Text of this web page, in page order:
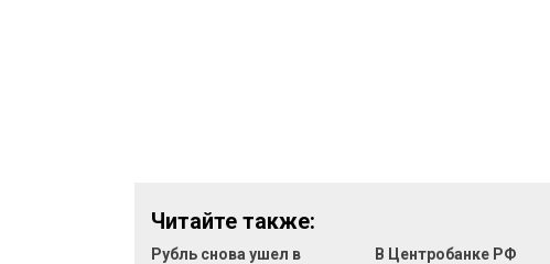
Читайте также:
Рубль снова ушел в
В Центробанке РФ